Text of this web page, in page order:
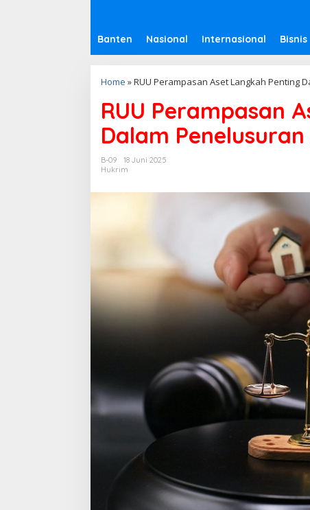
Banten Nasional Internasional Bisnis
Home »RUU Perampasan Aset Langkah Penting
RUU Perampasan
Dalam
B-09
18 Juni 2025
Hukrim